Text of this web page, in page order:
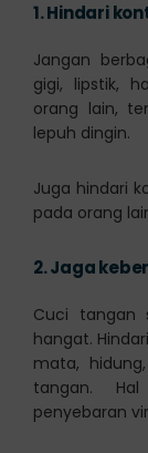
1.Hindari
Jangan
gigi, lipstik,
orang lain,
lepuh dingin.
Juga hindari
pada orang
2.Jaga
Cuci tangan
hangat.
mata,
tangan.
penyebaran